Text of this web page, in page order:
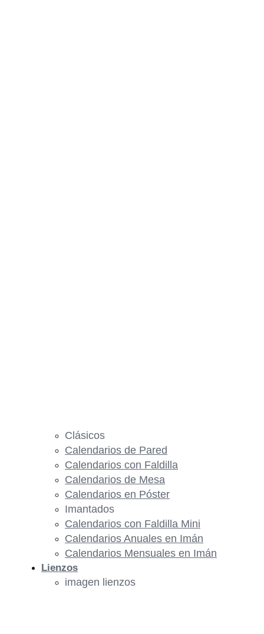
Clásicos
Calendarios de Pared
Calendarios con Faldilla
Calendarios de Mesa
Calendarios en Póster
Imantados
Calendarios con Faldilla Mini
Calendarios Anuales en Imán
Calendarios Mensuales en Imán
Lienzos
imagen lienzos